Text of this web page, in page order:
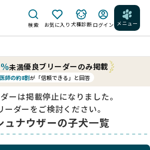
検索 お気に入り 犬種診断 ログイン メニュー
未満優良ブリーダーのみ掲載
師の約8割が「信頼できる」と回答
ーは掲載停止になりました。
ーダーをご検討ください。
ュナウザーの子犬一覧